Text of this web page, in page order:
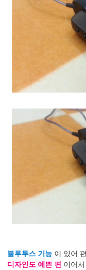
블루투스 기능 이 있어
디자인도 예쁜 편 이어